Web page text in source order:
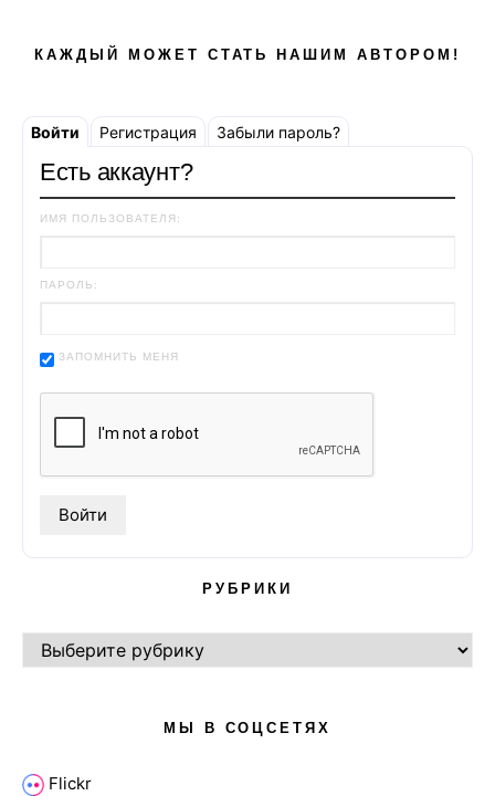
КАЖДЫЙ МОЖЕТ СТАТЬ НАШИМ АВТОРОМ!
Войти Регистрация Забыли пароль?
Есть аккаунт?
ИМЯ ПОЛЬЗОВАТЕЛЯ:
ПАРОЛЬ:
ЗАПОМНИТЬ МЕНЯ
РУБРИКИ
МЫ В СОЦСЕТЯХ
Flickr